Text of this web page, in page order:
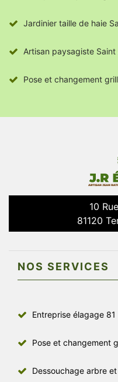
Jardinier taille de haie
Artisan paysagiste
Pose et changement
10
81120
NOS SERVICES
Entreprise élagage 81
Pose et changement
Dessouchage arbre et